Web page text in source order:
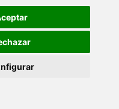
Pinzas 37.5